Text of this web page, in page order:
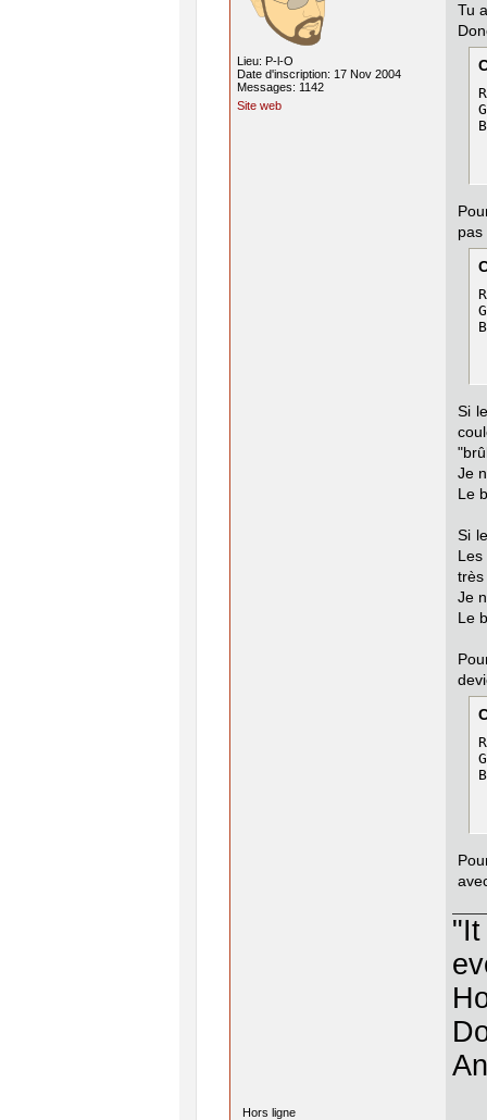
Lieu: P-l-O
Date d'inscription: 17 Nov 2004
Messages: 1142
Site web
Tu
pas
Si
Je
Le
Si
très
Je
Le
"It
Hors ligne